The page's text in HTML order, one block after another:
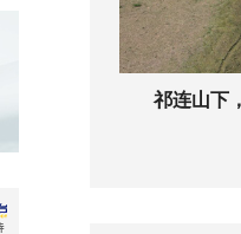
祁连山下